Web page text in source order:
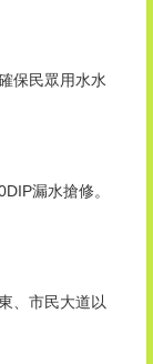
保民眾用水水
漏水搶修。
、市民大道以